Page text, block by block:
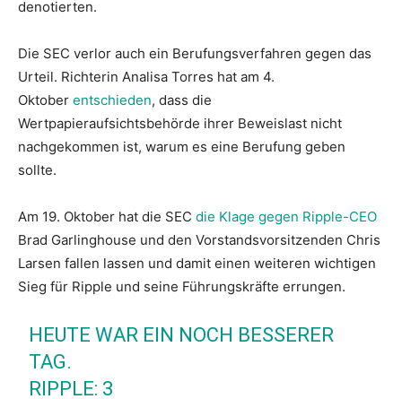
denotierten.
Die SEC verlor auch ein Berufungsverfahren gegen das
Urteil. Richterin Analisa Torres hat am 4.
Oktober entschieden, dass die
Wertpapieraufsichtsbehörde ihrer Beweislast nicht
nachgekommen ist, warum es eine Berufung geben
sollte.
Am 19. Oktober hat die SEC die Klage gegen Ripple-CEO
Brad Garlinghouse und den Vorstandsvorsitzenden Chris
Larsen fallen lassen und damit einen weiteren wichtigen
Sieg für Ripple und seine Führungskräfte errungen.
HEUTE WAR EIN NOCH BESSERER
TAG.
RIPPLE: 3